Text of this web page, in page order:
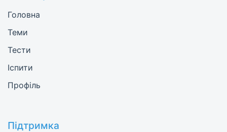
Головна
Теми
Тести
Іспити
Профіль
Підтримка